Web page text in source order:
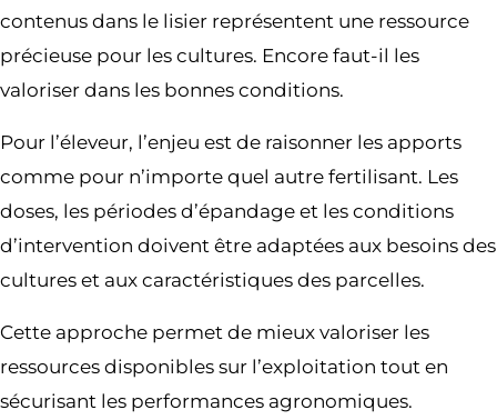
contenus dans le lisier représentent une ressource
précieuse pour les cultures. Encore faut-il les
valoriser dans les bonnes conditions.
Pour l’éleveur, l’enjeu est de raisonner les apports
comme pour n’importe quel autre fertilisant. Les
doses, les périodes d’épandage et les conditions
d’intervention doivent être adaptées aux besoins des
cultures et aux caractéristiques des parcelles.
Cette approche permet de mieux valoriser les
ressources disponibles sur l’exploitation tout en
sécurisant les performances agronomiques.